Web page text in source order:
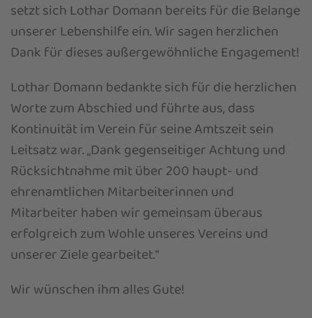
setzt sich Lothar Domann bereits für die Belange
unserer Lebenshilfe ein. Wir sagen herzlichen
Dank für dieses außergewöhnliche Engagement!
Lothar Domann bedankte sich für die herzlichen
Worte zum Abschied und führte aus, dass
Kontinuität im Verein für seine Amtszeit sein
Leitsatz war. „Dank gegenseitiger Achtung und
Rücksichtnahme mit über 200 haupt- und
ehrenamtlichen Mitarbeiterinnen und
Mitarbeiter haben wir gemeinsam überaus
erfolgreich zum Wohle unseres Vereins und
unserer Ziele gearbeitet.“
Wir wünschen ihm alles Gute!